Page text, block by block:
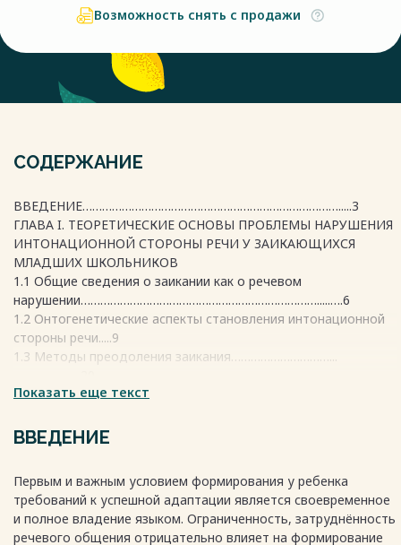
Возможность снять с продажи
СОДЕРЖАНИЕ
ВВЕДЕНИЕ…………………………………………………………………….....3
ГЛАВА I. ТЕОРЕТИЧЕСКИЕ ОСНОВЫ ПРОБЛЕМЫ НАРУШЕНИЯ
ИНТОНАЦИОННОЙ СТОРОНЫ РЕЧИ У ЗАИКАЮЩИХСЯ
МЛАДШИХ ШКОЛЬНИКОВ
1.1 Общие сведения о заикании как о речевом
нарушении……………………………………………………………….....….6
1.2 Онтогенетические аспекты становления интонационной
стороны речи.....9
1.3 Методы преодоления заикания…………………………...
1.4 Психолого-педагогическая характеристика младшего
ГЛАВА II. ЭКСПЕРИМЕНТАЛЬНОЕ ИЗУЧЕНИЕ
ИНТОНАЦИОННОЙ СТОРОНЫ РЕЧИ У ДЕТЕЙ МЛАДШЕГО
2.1. Организация обследования интонационной стороны
речи заикающихся младших
школьников……………………………………………………………27
Показать еще текст
ВВЕДЕНИЕ
Первым и важным условием формирования у ребенка
требований к успешной адаптации является своевременное
и полное владение языком. Ограниченность, затруднённость
речевого общения отрицательно влияет на формирование